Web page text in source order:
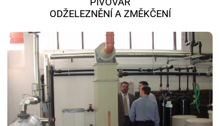
ODŽELEZNĚNÍ A ZMĚKČENÍ